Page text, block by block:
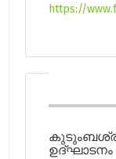
https://
ഉദ്ഘാടനം